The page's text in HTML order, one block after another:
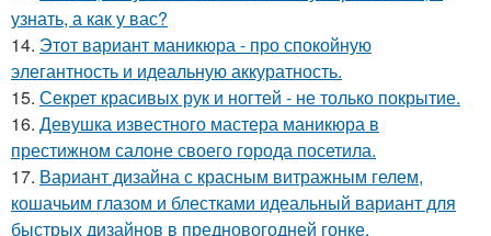
узнать, а как у вас?
14. Этот вариант маникюра - про спокойную
элегантность и идеальную аккуратность.
15. Секрет красивых рук и ногтей - не только покрытие.
16. Девушка известного мастера маникюра в
престижном салоне своего города посетила.
17. Вариант дизайна с красным витражным гелем,
кошачьим глазом и блестками идеальный вариант для
быстрых дизайнов в предновогодней гонке.